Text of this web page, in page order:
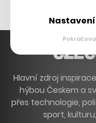
Hlavní zdroj
hýbou Českem a
přes technologie,
sport,
Nastavení